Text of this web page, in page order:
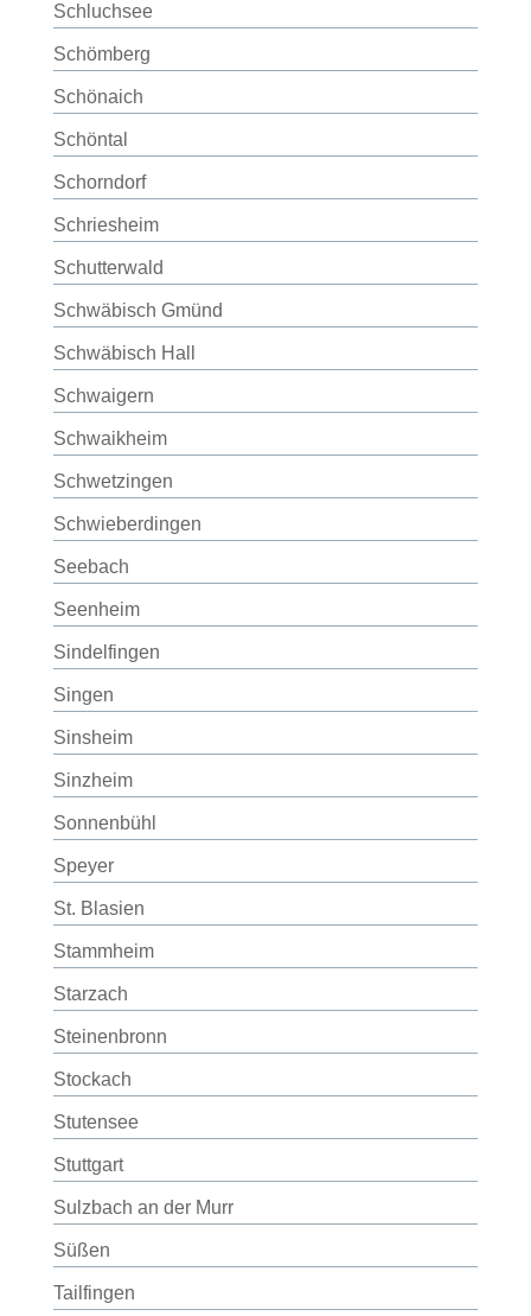
Schluchsee
Schömberg
Schönaich
Schöntal
Schorndorf
Schriesheim
Schutterwald
Schwäbisch Gmünd
Schwäbisch Hall
Schwaigern
Schwaikheim
Schwetzingen
Schwieberdingen
Seebach
Seenheim
Sindelfingen
Singen
Sinsheim
Sinzheim
Sonnenbühl
Speyer
St. Blasien
Stammheim
Starzach
Steinenbronn
Stockach
Stutensee
Stuttgart
Sulzbach an der Murr
Süßen
Tailfingen